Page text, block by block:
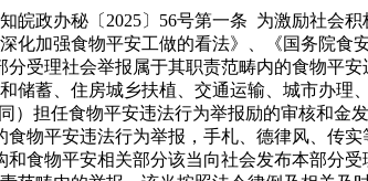
政办秘〔2025〕56号第一条 为激励社会
加强食物平安工做的看法》、《国务院
受理社会举报属于其职责范畴内的食物平
储蓄、住房城乡扶植、交通运输、城市办
担任食物平安违法行为举报励的审核和金
物平安违法行为举报，手札、德律风、传
食物平安相关部分该当向社会发布本部分